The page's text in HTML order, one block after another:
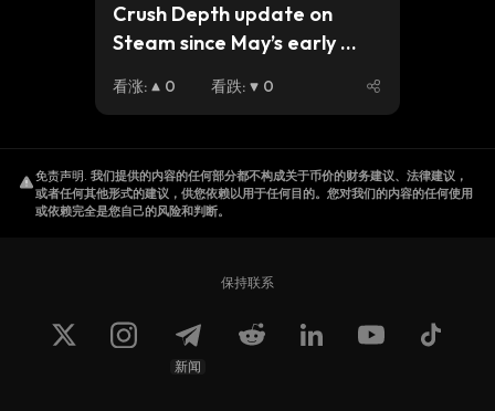
Crush Depth update on
Steam since May’s early
看涨: 0 看跌: 0
免责声明. 我们提供的内容的任何部分都不构成关于币价的财务建议、法律建议，
或者任何其他形式的建议，供您依赖以用于任何目的。您对我们的内容的任何使用
或依赖完全是您自己的风险和判断。
保持联系
新闻